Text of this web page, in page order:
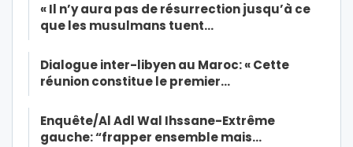
« Il n’y aura pas de résurrection jusqu’à ce
que les musulmans tuent…
Dialogue inter-libyen au Maroc: « Cette
réunion constitue le premier…
Enquête/Al Adl Wal Ihssane-Extrême
gauche: “frapper ensemble mais…